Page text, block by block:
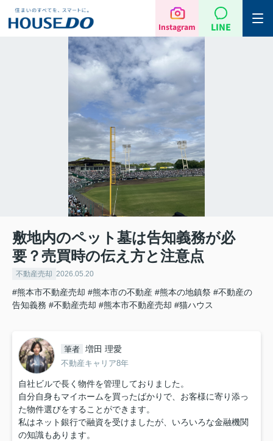
Instagram LINE
敷地内のペット墓は告知義務が必
要？売買時の伝え方と注意点
不動産売却 2026.05.20
#熊本市不動産売却 #熊本市の不動産 #熊本の地鎮祭 #不動産の
告知義務 #不動産売却 #熊本市不動産売却 #猫ハウス
筆者 増田 理愛
不動産キャリア8年
自社ビルで長く物件を管理しておりました。
自分自身もマイホームを買ったばかりで、お客様に寄り添っ
た物件選びをすることができます。
私はネット銀行で融資を受けましたが、いろいろな金融機関
の知識もあります。